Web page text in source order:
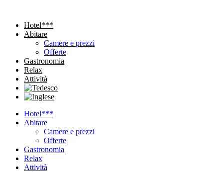
Hotel***
Abitare
Camere e prezzi
Offerte
Gastronomia
Relax
Attività
Hotel***
Abitare
Camere e prezzi
Offerte
Gastronomia
Relax
Attività